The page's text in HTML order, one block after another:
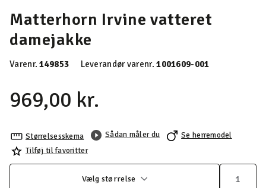
Matterhorn Irvine vatteret
damejakke
Varenr.149853 Leverandør varenr.1001609-001
969,00 kr.
Størrelsesskema Sådan måler du
Se herremodel
Tilføj til favoritter
Vælg størrelse